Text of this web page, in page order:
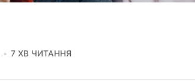
7 ХВ ЧИТАННЯ